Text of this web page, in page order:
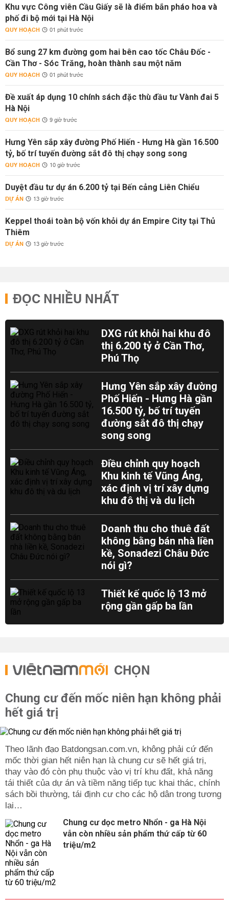
Khu vực Công viên Cầu Giấy sẽ là điểm bắn pháo hoa và
phố đi bộ mới tại Hà Nội
QUY HOẠCH 01 phút trước
Bổ sung 27 km đường gom hai bên cao tốc Châu Đốc -
Cần Thơ - Sóc Trăng, hoàn thành sau một năm
QUY HOẠCH 01 phút trước
Đề xuất áp dụng 10 chính sách đặc thù đầu tư Vành đai 5
Hà Nội
QUY HOẠCH 9 giờ trước
Hưng Yên sắp xây đường Phố Hiến - Hưng Hà gần 16.500
tỷ, bố trí tuyến đường sắt đô thị chạy song song
QUY HOẠCH 10 giờ trước
Duyệt đầu tư dự án 6.200 tỷ tại Bến cảng Liên Chiểu
DỰ ÁN 13 giờ trước
Keppel thoái toàn bộ vốn khỏi dự án Empire City tại Thủ
Thiêm
DỰ ÁN 13 giờ trước
ĐỌC NHIỀU NHẤT
DXG rút khỏi hai khu đô
thị 6.200 tỷ ở Cần Thơ,
Phú Thọ
Hưng Yên sắp xây đường
Phố Hiến - Hưng Hà gần
16.500 tỷ, bố trí tuyến
đường sắt đô thị chạy
song song
Điều chỉnh quy hoạch
Khu kinh tế Vũng Áng,
xác định vị trí xây dựng
khu đô thị và du lịch
Doanh thu cho thuê đất
không bằng bán nhà liền
kề, Sonadezi Châu Đức
nói gì?
Thiết kế quốc lộ 13 mở
rộng gần gấp ba lần
CHỌN
Chung cư đến mốc niên hạn không phải
hết giá trị
Theo lãnh đạo Batdongsan.com.vn, không phải cứ đến
mốc thời gian hết niên hạn là chung cư sẽ hết giá trị,
thay vào đó còn phụ thuộc vào vị trí khu đất, khả năng
tái thiết của dự án và tiềm năng tiếp tục khai thác, chính
sách bồi thường, tái định cư cho các hộ dân trong tương
lai…
Chung cư dọc metro Nhổn - ga Hà Nội
vẫn còn nhiều sản phẩm thứ cấp từ 60
triệu/m2